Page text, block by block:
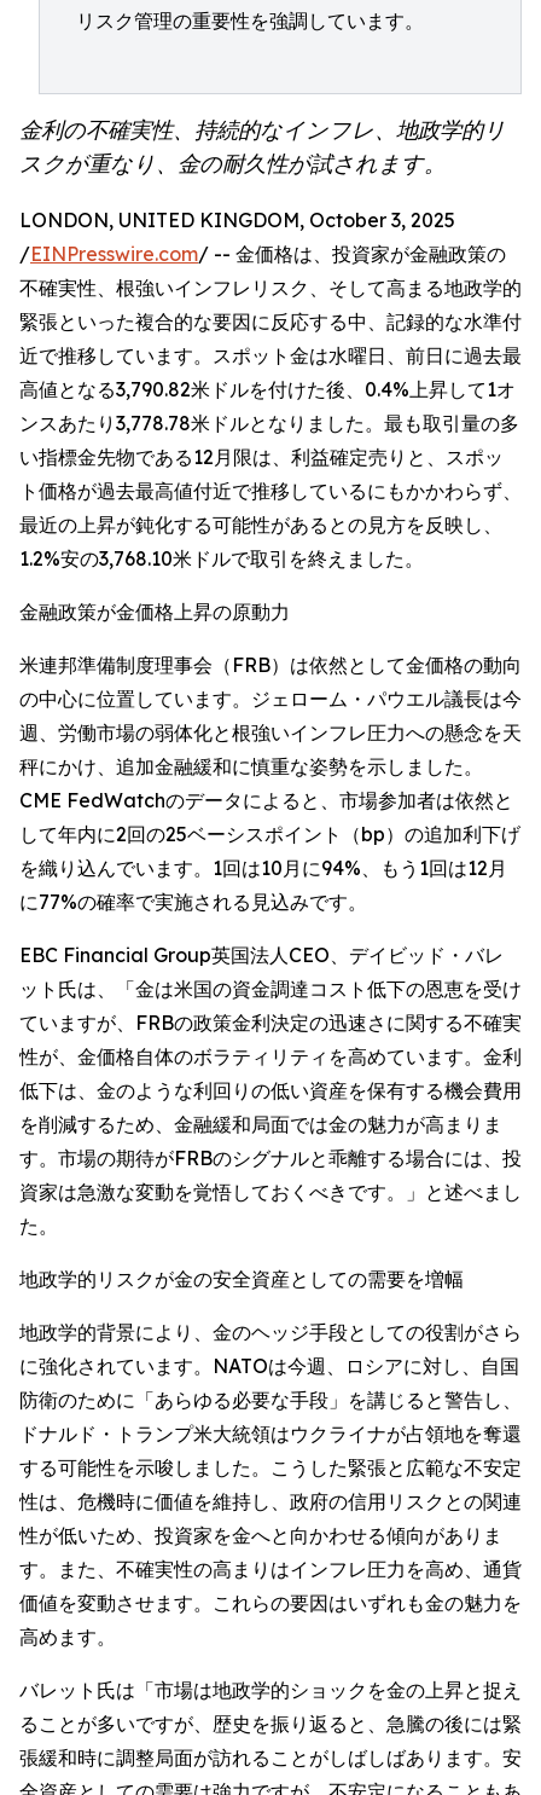
リスク管理の重要性を強調しています。
金利の不確実性、持続的なインフレ、地政学的リ
スクが重なり、金の耐久性が試されます。
LONDON, UNITED KINGDOM, October 3, 2025
/EINPresswire.com/ -- 金価格は、投資家が金融政策の
不確実性、根強いインフレリスク、そして高まる地政学的
緊張といった複合的な要因に反応する中、記録的な水準付
近で推移しています。スポット金は水曜日、前日に過去最
高値となる3,790.82米ドルを付けた後、0.4%上昇して1オ
ンスあたり3,778.78米ドルとなりました。最も取引量の多
い指標金先物である12月限は、利益確定売りと、スポッ
ト価格が過去最高値付近で推移しているにもかかわらず、
最近の上昇が鈍化する可能性があるとの見方を反映し、
1.2%安の3,768.10米ドルで取引を終えました。
金融政策が金価格上昇の原動力
米連邦準備制度理事会（FRB）は依然として金価格の動向
の中心に位置しています。ジェローム・パウエル議長は今
週、労働市場の弱体化と根強いインフレ圧力への懸念を天
秤にかけ、追加金融緩和に慎重な姿勢を示しました。
CME FedWatchのデータによると、市場参加者は依然と
して年内に2回の25ベーシスポイント（bp）の追加利下げ
を織り込んでいます。1回は10月に94%、もう1回は12月
に77%の確率で実施される見込みです。
EBC Financial Group英国法人CEO、デイビッド・バレ
ット氏は、「金は米国の資金調達コスト低下の恩恵を受け
ていますが、FRBの政策金利決定の迅速さに関する不確実
性が、金価格自体のボラティリティを高めています。金利
低下は、金のような利回りの低い資産を保有する機会費用
を削減するため、金融緩和局面では金の魅力が高まりま
す。市場の期待がFRBのシグナルと乖離する場合には、投
資家は急激な変動を覚悟しておくべきです。」と述べまし
た。
地政学的リスクが金の安全資産としての需要を増幅
地政学的背景により、金のヘッジ手段としての役割がさら
に強化されています。NATOは今週、ロシアに対し、自国
防衛のために「あらゆる必要な手段」を講じると警告し、
ドナルド・トランプ米大統領はウクライナが占領地を奪還
する可能性を示唆しました。こうした緊張と広範な不安定
性は、危機時に価値を維持し、政府の信用リスクとの関連
性が低いため、投資家を金へと向かわせる傾向がありま
す。また、不確実性の高まりはインフレ圧力を高め、通貨
価値を変動させます。これらの要因はいずれも金の魅力を
高めます。
バレット氏は「市場は地政学的ショックを金の上昇と捉え
ることが多いですが、歴史を振り返ると、急騰の後には緊
張緩和時に調整局面が訪れることがしばしばあります。安